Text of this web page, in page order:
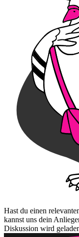
Hast du einen
kannst uns dein
Diskussion wird